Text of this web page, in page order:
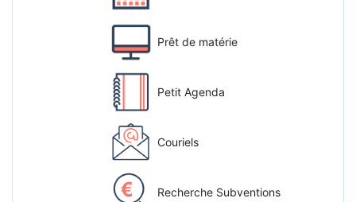
Prêt de matérie
Petit Agenda
Couriels
Recherche Subventions